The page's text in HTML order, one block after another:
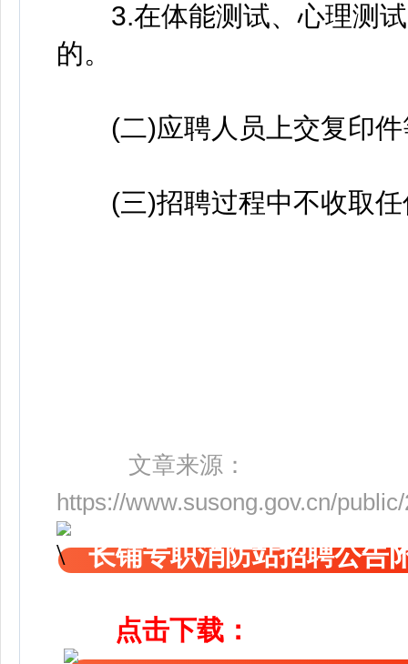
3.在体能测试、心理测试
的。
(二)应聘人员上交复印件
(三)招聘过程中不收取任
文章来源：
https://www.susong.gov.cn/
长铺专职消防站招聘公告
点击下载：